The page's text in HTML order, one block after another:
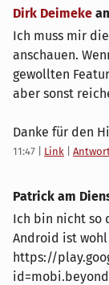
Dirk Deimeke
Ich muss mir
anschauen.
gewollten
aber sonst
Danke für den
11:47 Link Antwort
Patrick am
Ich bin nicht so
Android ist wohl
https://